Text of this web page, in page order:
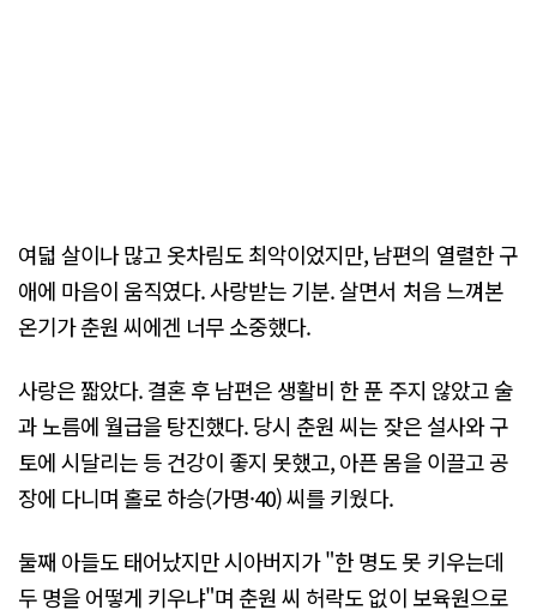
여덟 살이나 많고 옷차림도 최악이었지만, 남편의 열렬한 구
애에 마음이 움직였다. 사랑받는 기분. 살면서 처음 느껴본
온기가 춘원 씨에겐 너무 소중했다.
사랑은 짧았다. 결혼 후 남편은 생활비 한 푼 주지 않았고 술
과 노름에 월급을 탕진했다. 당시 춘원 씨는 잦은 설사와 구
토에 시달리는 등 건강이 좋지 못했고, 아픈 몸을 이끌고 공
장에 다니며 홀로 하승(가명·40) 씨를 키웠다.
둘째 아들도 태어났지만 시아버지가 "한 명도 못 키우는데
두 명을 어떻게 키우냐"며 춘원 씨 허락도 없이 보육원으로